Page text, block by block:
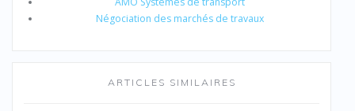
Négociation des marchés de travaux
ARTICLES SIMILAIRES